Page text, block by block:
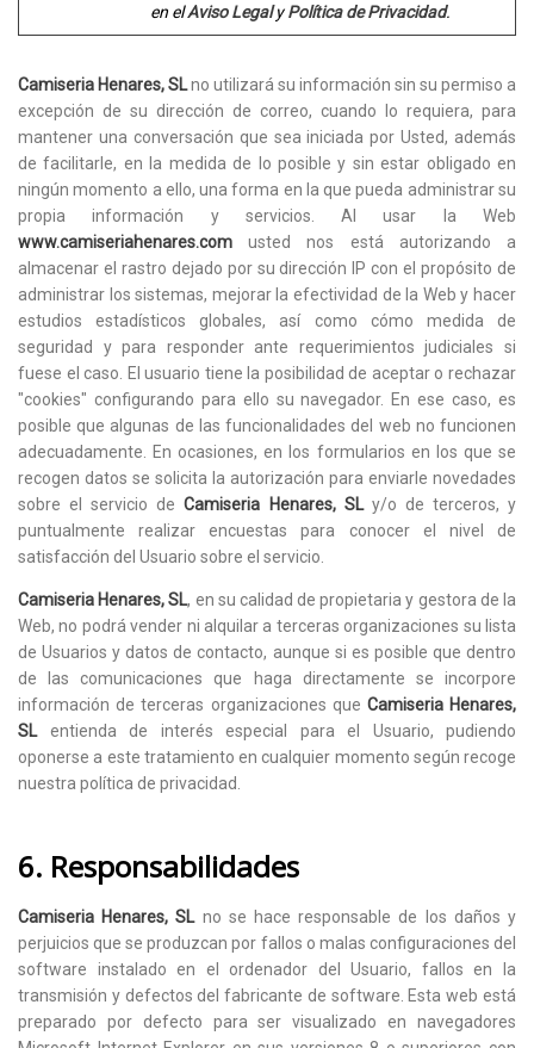
en elAviso LegalyPolítica de Privacidad.
Camiseria Henares, SLno utilizará su información sin su permiso a
excepción de su dirección de correo, cuando lo requiera, para
mantener una conversación que sea iniciada por Usted, además
de facilitarle, en la medida de lo posible y sin estar obligado en
ningún momento a ello, una forma en la que pueda administrar su
propia información y servicios. Al usar la Web
www.camiseriahenares.com usted nos está autorizando a
almacenar el rastro dejado por su dirección IP con el propósito de
administrar los sistemas, mejorar la efectividad de la Web y hacer
estudios estadísticos globales, así como cómo medida de
seguridad y para responder ante requerimientos judiciales si
fuese el caso. El usuario tiene la posibilidad de aceptar o rechazar
"cookies" configurando para ello su navegador. En ese caso, es
posible que algunas de las funcionalidades del web no funcionen
adecuadamente. En ocasiones, en los formularios en los que se
recogen datos se solicita la autorización para enviarle novedades
sobre el servicio deCamiseria Henares, SLy/o de terceros, y
puntualmente realizar encuestas para conocer el nivel de
satisfacción del Usuario sobre el servicio.
Camiseria Henares, SL, en su calidad de propietaria y gestora de la
Web, no podrá vender ni alquilar a terceras organizaciones su lista
de Usuarios y datos de contacto, aunque si es posible que dentro
de las comunicaciones que haga directamente se incorpore
información de terceras organizaciones que Camiseria Henares,
SLentienda de interés especial para el Usuario, pudiendo
oponerse a este tratamiento en cualquier momento según recoge
nuestra política de privacidad.
6. Responsabilidades
Camiseria Henares, SLno se hace responsable de los daños y
perjuicios que se produzcan por fallos o malas configuraciones del
software instalado en el ordenador del Usuario, fallos en la
transmisión y defectos del fabricante de software. Esta web está
preparado por defecto para ser visualizado en navegadores